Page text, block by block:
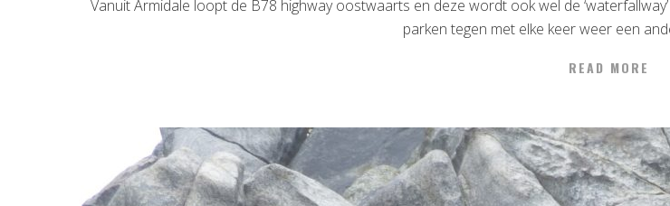
Vanuit Armidale loopt de B78 highway oostwaarts en deze wordt ook wel de
parken tegen met elke keer weer een
READ MORE